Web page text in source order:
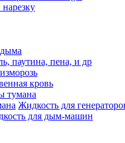
паутина, пена, и др
кровь
тумана
Жидкость для
для дым-машин